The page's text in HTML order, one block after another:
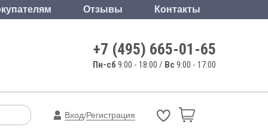
Отзывы Контакты
+7 (495) 665-01-65
Пн-сб 9:00 - 18:00 / Вс 9:00 - 17:00
Вход/Регистрация